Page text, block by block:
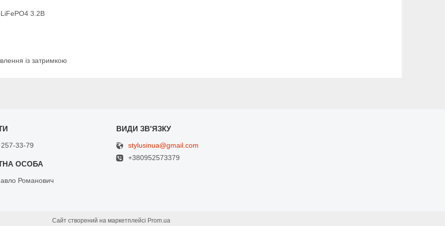
3.2В
із затримкою
33-79
Романович
stylusinua@gmail.com
+380952573379
Сайт створений на маркетплейсі Prom.ua